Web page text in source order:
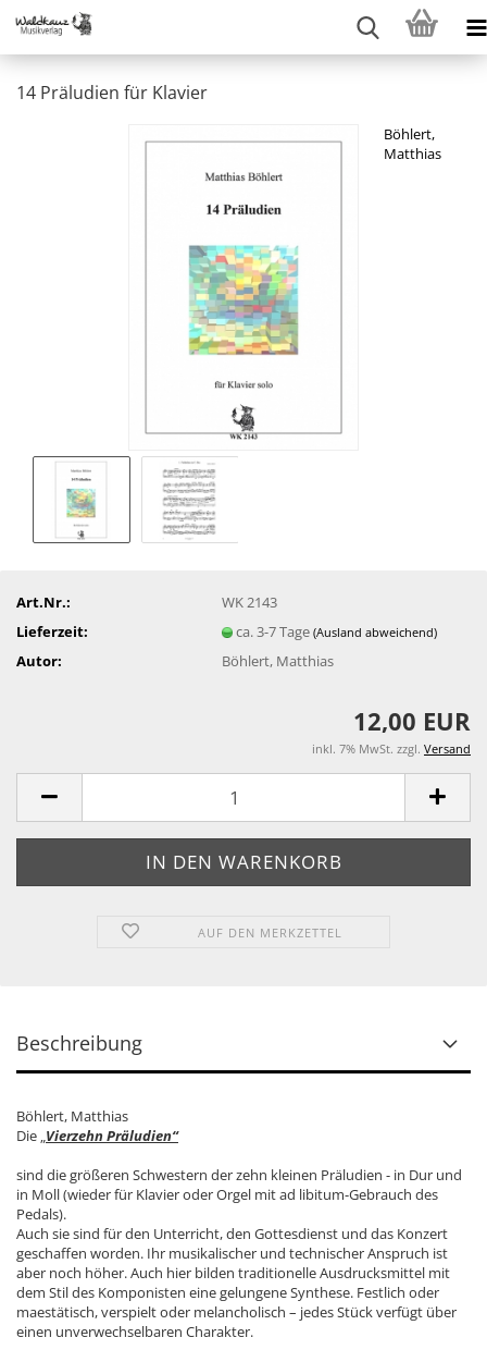
14 Präludien für Klavier
Böhlert,
Matthias
Art.Nr.:
WK 2143
Lieferzeit:
ca. 3-7 Tage(Ausland abweichend)
Autor: Böhlert, Matthias
12,00 EUR
inkl. 7% MwSt. zzgl. Versand
AUF DEN MERKZETTEL
Beschreibung
Böhlert, Matthias
Die „Vierzehn Präludien“
sind die größeren Schwestern der zehn kleinen Präludien - in Dur und
in Moll (wieder für Klavier oder Orgel mit ad libitum-Gebrauch des
Pedals).
Auch sie sind für den Unterricht, den Gottesdienst und das Konzert
geschaffen worden. Ihr musikalischer und technischer Anspruch ist
aber noch höher. Auch hier bilden traditionelle Ausdrucksmittel mit
dem Stil des Komponisten eine gelungene Synthese. Festlich oder
maestätisch, verspielt oder melancholisch – jedes Stück verfügt über
einen unverwechselbaren Charakter.